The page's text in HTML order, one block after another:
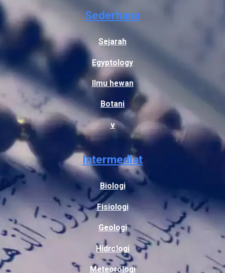
Sederhana
Sejarah
Egyptology
Ilmu hewan
Botani
v
Intermediat
Biologi
Fisiologi
Geologi
Hidrologi
Meteorologi